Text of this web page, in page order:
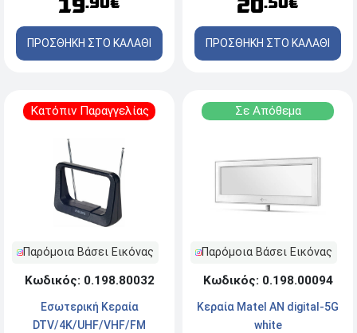
19
ΠΡΟΣΘΗΚΗ ΣΤΟ ΚΑΛΑΘΙ
20
ΠΡΟΣΘΗΚΗ ΣΤΟ ΚΑΛΑΘΙ
Κατόπιν Παραγγελίας
Παρόμοια Βάσει Εικόνας
Κωδικός: 0.198.80032
Εσωτερική Kεραία
DTV/4K/UHF/VHF/FM
Σε Απόθεμα
Παρόμοια Βάσει Εικόνας
Κωδικός: 0.198.00094
Κεραία Matel AN digital-5G
white